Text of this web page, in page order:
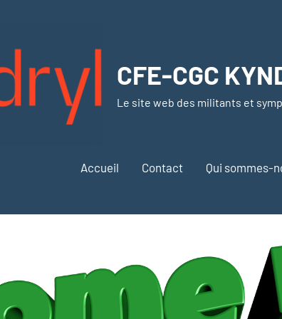
CFE-CGC
Le site web des militants et
Accueil Contact Qui sommes-